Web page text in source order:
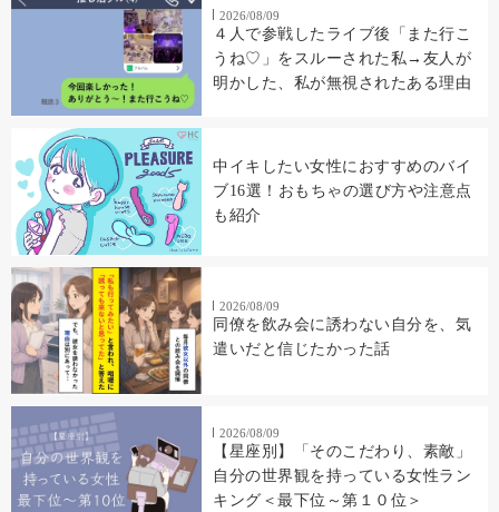
2026/08/09
４人で参戦したライブ後「また行こ
うね♡」をスルーされた私→友人が
明かした、私が無視されたある理由
中イキしたい女性におすすめのバイ
ブ16選！おもちゃの選び方や注意点
も紹介
2026/08/09
同僚を飲み会に誘わない自分を、気
遣いだと信じたかった話
2026/08/09
【星座別】「そのこだわり、素敵」
自分の世界観を持っている女性ラン
キング＜最下位～第１０位＞